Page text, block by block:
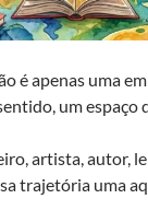
é apenas uma
um espaço
artista, autor,
trajetória uma